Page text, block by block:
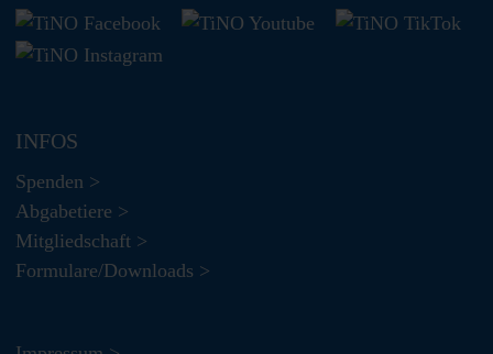
INFOS
Spenden >
Abgabetiere >
Mitgliedschaft >
Formulare/Downloads >